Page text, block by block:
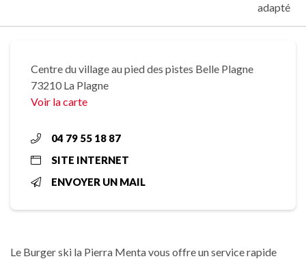
adapté
Centre du village au pied des pistes Belle Plagne
73210 La Plagne
Voir la carte
04 79 55 18 87
SITE INTERNET
ENVOYER UN MAIL
Le Burger ski la Pierra Menta vous offre un service rapide